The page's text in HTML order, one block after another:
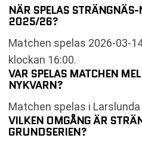
NÄR SPELAS
2025/26?
Matchen spelas 2026-03-
klockan 16:00.
VAR SPELAS MATCHEN
NYKVARN?
Matchen spelas i Larslunda
VILKEN OMGÅNG ÄR
GRUNDSERIEN?